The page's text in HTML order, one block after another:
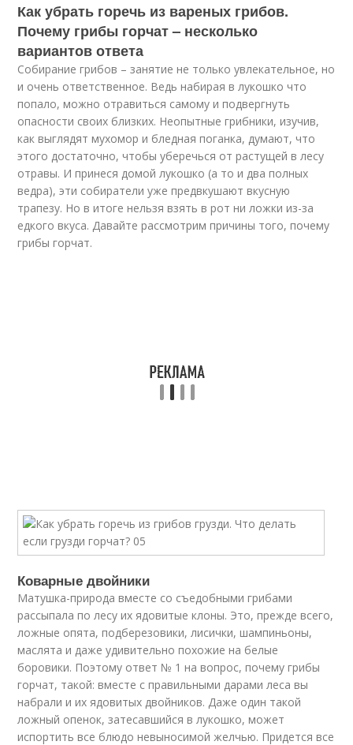
Как убрать горечь из вареных грибов.
Почему грибы горчат – несколько
вариантов ответа
Собирание грибов – занятие не только увлекательное, но
и очень ответственное. Ведь набирая в лукошко что
попало, можно отравиться самому и подвергнуть
опасности своих близких. Неопытные грибники, изучив,
как выглядят мухомор и бледная поганка, думают, что
этого достаточно, чтобы уберечься от растущей в лесу
отравы. И принеся домой лукошко (а то и два полных
ведра), эти собиратели уже предвкушают вкусную
трапезу. Но в итоге нельзя взять в рот ни ложки из-за
едкого вкуса. Давайте рассмотрим причины того, почему
грибы горчат.
Коварные двойники
Матушка-природа вместе со съедобными грибами
рассыпала по лесу их ядовитые клоны. Это, прежде всего,
ложные опята, подберезовики, лисички, шампиньоны,
маслята и даже удивительно похожие на белые
боровики. Поэтому ответ № 1 на вопрос, почему грибы
горчат, такой: вместе с правильными дарами леса вы
набрали и их ядовитых двойников. Даже один такой
ложный опенок, затесавшийся в лукошко, может
испортить все блюдо невыносимой желчью. Придется все